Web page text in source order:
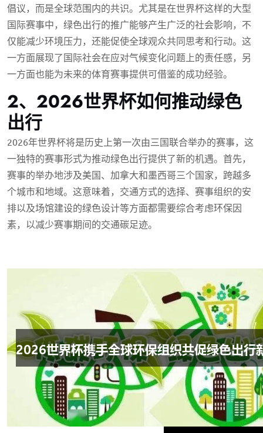
倡议，而是全球范围内的共识。尤其是在世界杯这样的大型
国际赛事中，绿色出行的推广能够产生广泛的社会影响，不
仅能减少环境压力，还能促使全球观众共同思考和行动。这
一方面展现了国际社会在应对气候变化问题上的责任感，另
一方面也能为未来的体育赛事提供可借鉴的成功经验。
2、2026世界杯如何推动绿色
出行
2026年世界杯将是历史上第一次由三国联合举办的赛事，这
一独特的赛事形式为推动绿色出行提供了新的机遇。首先，
赛事的举办地涉及美国、加拿大和墨西哥三个国家，跨越多
个城市和地域。这意味着，交通方式的选择、赛事组织的安
排以及场馆建设的绿色设计等方面都需要综合考虑环保因
素，以减少赛事期间的交通碳足迹。